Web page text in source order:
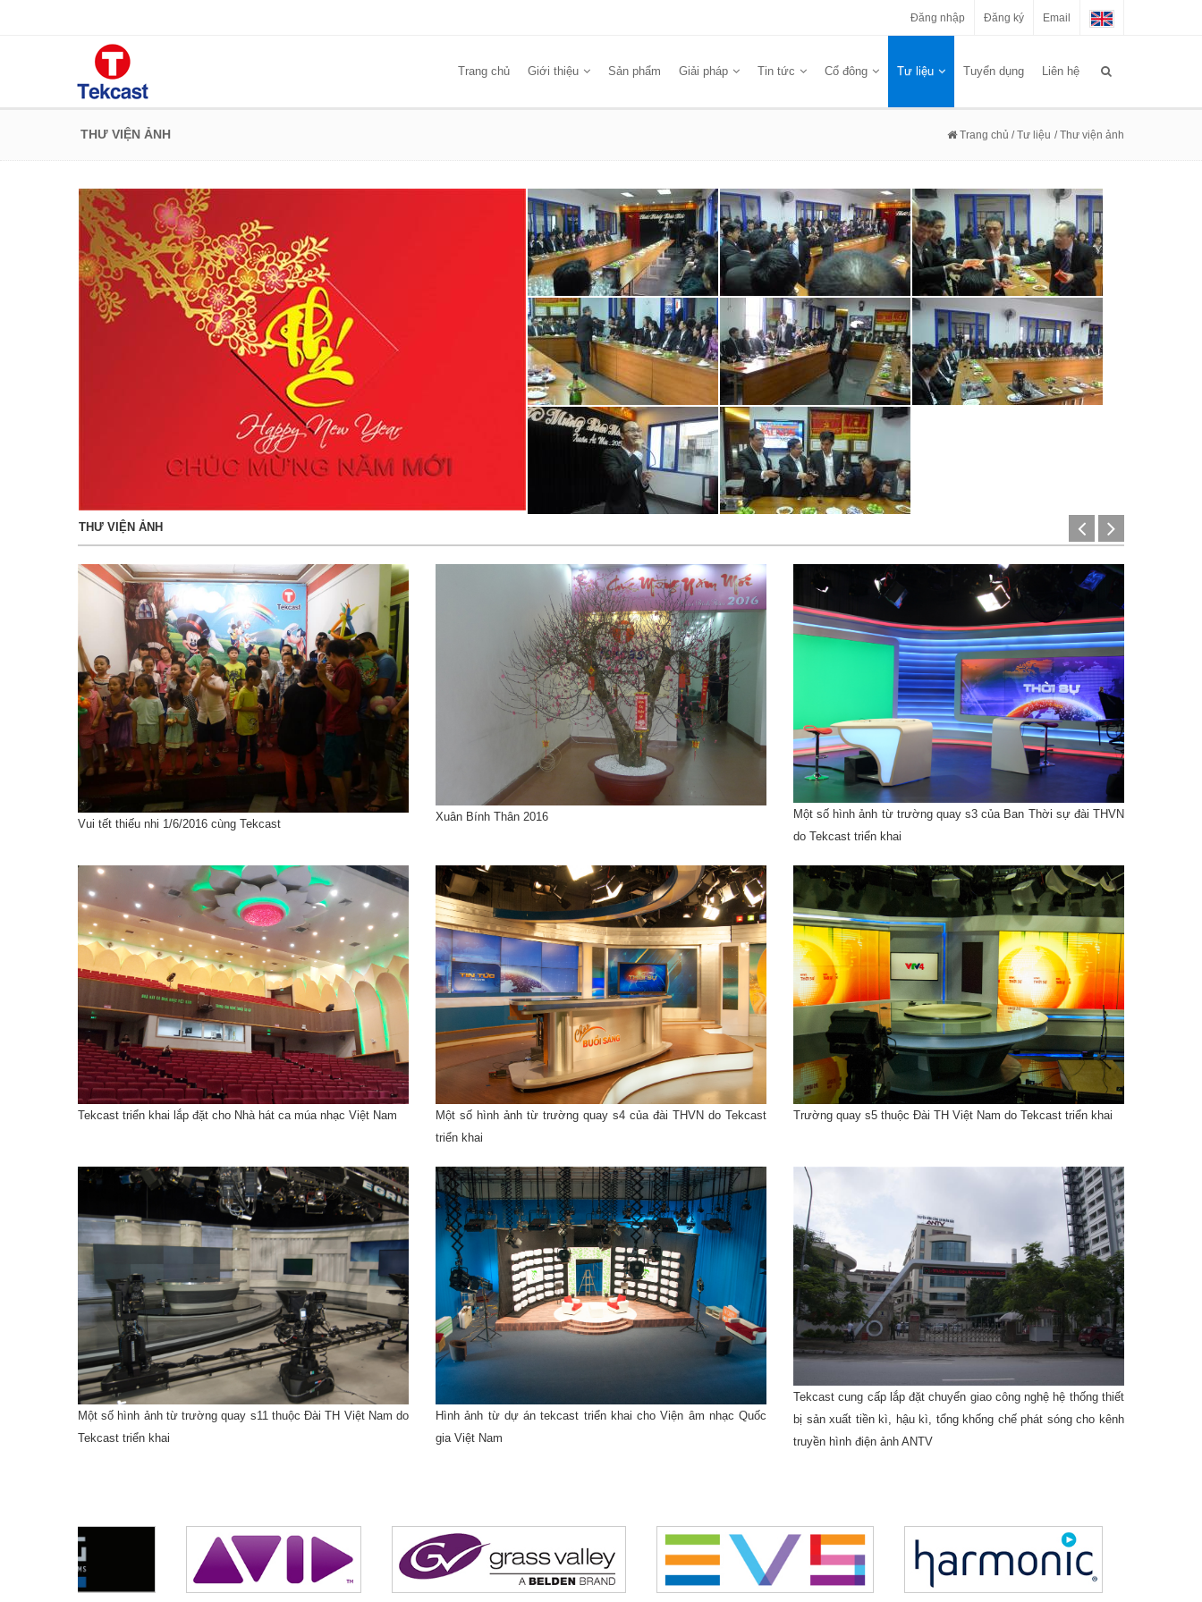
Đăng nhập Đăng ký Email
Trang chủ Giới thiệu Sản phẩm Giải pháp Tin tức Cổ đông Tư liệu Tuyển dụng Liên hệ
Trang chủ / Tư liệu / Thư viện ảnh
THƯ VIỆN ẢNH
THƯ VIỆN ẢNH
của Ban Thời sự đài THVN
Nam do Tekcast triển khai
công nghệ hệ thống thiết
chế phát sóng cho kênh
Tekcast cung cấp và lắp đặt hệ thống thiết bị âm thanh ánh
Tekcast cung cấp và lắp đặt hệ thống thiết bị âm thanh ánh
sáng cho lễ hội khai mạc, bế mạc seagame 25 tại Lào
Tekcast cung cấp và lắp đặt hệ thống thiết bị âm thanh
sáng cho Đại lễ 1000 năm Thăng long Hà Nội 10/10/2010